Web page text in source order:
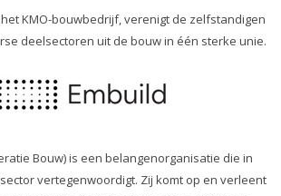
KMO-bouwbedrijf, verenigt de zelfstandigen
deelsectoren uit de bouw in één sterke unie.
Bouw) is een belangenorganisatie die in
vertegenwoordigt. Zij komt op en verleent